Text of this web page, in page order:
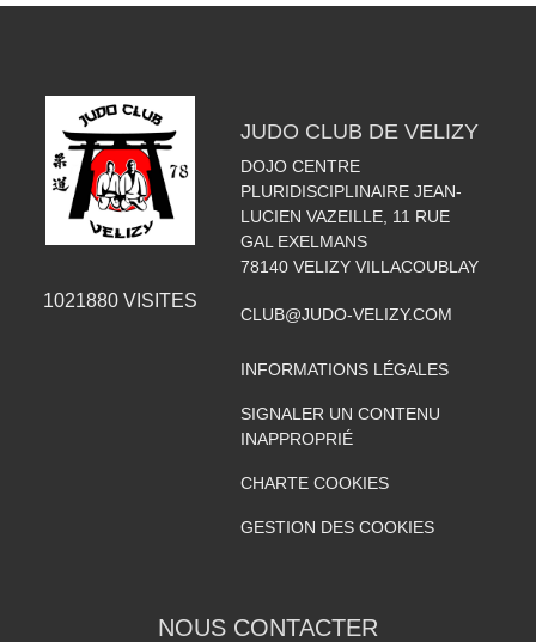
1021880VISITES
JUDO CLUB DE VELIZY
DOJO CENTRE
PLURIDISCIPLINAIRE JEAN-
LUCIEN VAZEILLE, 11 RUE
GAL EXELMANS
78140 VELIZY VILLACOUBLAY
CLUB@JUDO-VELIZY.COM
INFORMATIONS LÉGALES
SIGNALER UN CONTENU
INAPPROPRIÉ
CHARTE COOKIES
GESTION DES COOKIES
NOUS CONTACTER